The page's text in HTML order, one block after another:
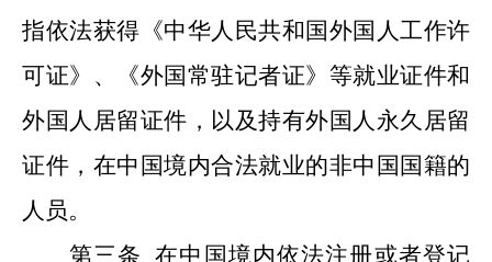
指依法获得 《中华人民共和国外国人工作许
可证》 、《外国常驻记者证》等就业证件和
外国人居留证件，以及持有外国人永久居留
证件 ，在中国境内合法就业的非中国国籍的
人员。
第三条 在中国境内依法注册或者登记